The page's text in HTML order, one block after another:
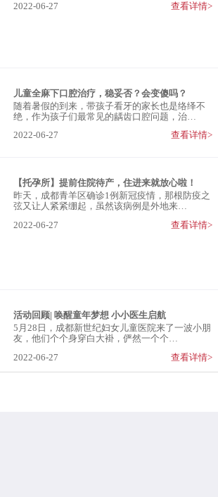
2022-06-27
查看详情>
儿童全麻下口腔治疗，稳妥否？会变傻吗？
随着暑假的到来，带孩子看牙的家长也是络绎不
绝，作为孩子们最常见的龋齿口腔问题，治…
2022-06-27
查看详情>
【托孕所】提前住院待产，住进来就放心啦！
昨天，成都青羊区确诊1例新冠疫情，那根防疫之
弦又让人紧紧绷起，虽然该病例是外地来…
2022-06-27
查看详情>
活动回顾| 唤醒童年梦想 小小医生启航
5月28日，成都新世纪妇女儿童医院来了一波小朋
友，他们个个身穿白大褂，俨然一个个…
2022-06-27
查看详情>